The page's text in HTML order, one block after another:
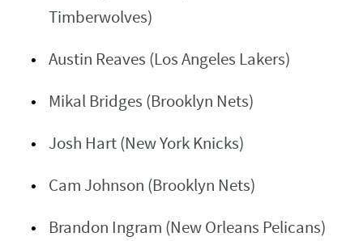
Timberwolves)
Austin Reaves (Los Angeles Lakers)
Mikal Bridges (Brooklyn Nets)
Josh Hart (New York Knicks)
Cam Johnson (Brooklyn Nets)
Brandon Ingram (New Orleans Pelicans)